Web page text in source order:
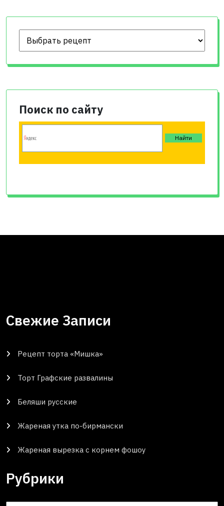
Поиск по сайту
Свежие Записи
Рецепт торта «Мишка»
Торт Графские развалины
Беляши русские
Жареная утка по-бирмански
Жареная вырезка с корнем фошоу
Рубрики